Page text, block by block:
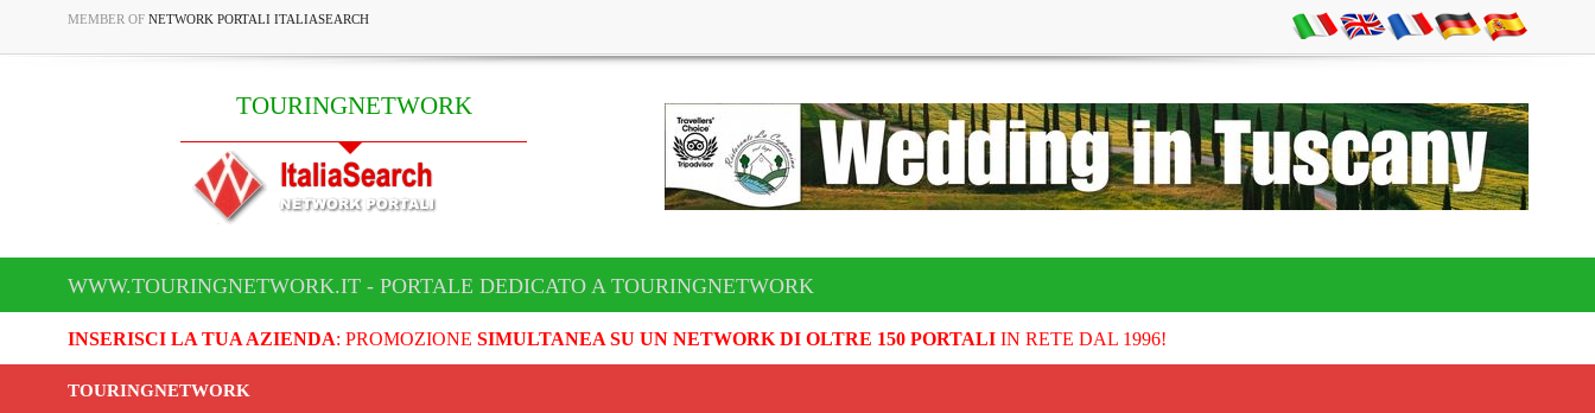
MEMBER OF NETWORK PORTALI ITALIASEARCH
TOURINGNETWORK
WWW.TOURINGNETWORK.IT - PORTALE DEDICATO A TOURINGNETWORK
INSERISCI LA TUA AZIENDA: PROMOZIONE SIMULTANEA SU UN NETWORK DI OLTRE 150 PORTALIIN RETE DAL 1996!
TOURINGNETWORK